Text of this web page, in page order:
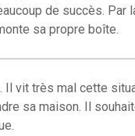
de succès. Par
sa propre boîte.
Il vit très mal cette
sa maison. Il